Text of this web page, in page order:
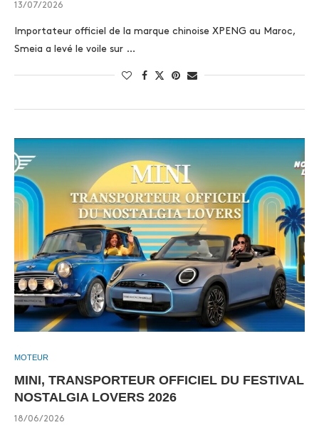
13/07/2026
Importateur officiel de la marque chinoise XPENG au Maroc,
Smeia a levé le voile sur …
MOTEUR
MINI, TRANSPORTEUR OFFICIEL DU FESTIVAL
NOSTALGIA LOVERS 2026
18/06/2026